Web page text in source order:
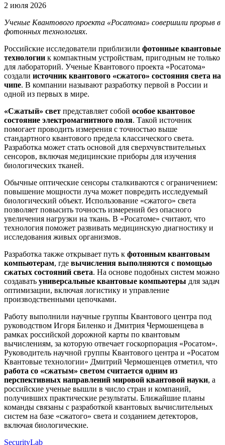
2 июля 2026
Ученые Квантового проекта «Росатома» совершили прорыв в
фотонных технологиях.
Российские исследователи приблизили фотонные квантовые
технологии к компактным устройствам, пригодным не только
для лабораторий. Ученые Квантового проекта «Росатома»
создали источник квантового «сжатого» состояния света на
чипе. В компании называют разработку первой в России и
одной из первых в мире.
«Сжатый» свет представляет собой особое квантовое
состояние электромагнитного поля. Такой источник
помогает проводить измерения с точностью выше
стандартного квантового предела классического света.
Разработка может стать основой для сверхчувствительных
сенсоров, включая медицинские приборы для изучения
биологических тканей.
Обычные оптические сенсоры сталкиваются с ограничением:
повышение мощности луча может повредить исследуемый
биологический объект. Использование «сжатого» света
позволяет повысить точность измерений без опасного
увеличения нагрузки на ткань. В «Росатоме» считают, что
технология поможет развивать медицинскую диагностику и
исследования живых организмов.
Разработка также открывает путь к фотонным квантовым
компьютерам, где вычисления выполняются с помощью
сжатых состояний света. На основе подобных систем можно
создавать универсальные квантовые компьютеры для задач
оптимизации, включая логистику и управление
производственными цепочками.
Работу выполнили научные группы Квантового центра под
руководством Игоря Биленко и Дмитрия Чермошенцева в
рамках российской дорожной карты по квантовым
вычислениям, за которую отвечает госкорпорация «Росатом».
Руководитель научной группы Квантового центра и «Росатом
Квантовые технологии» Дмитрий Чермошенцев отметил, что
работа со «сжатым» светом считается одним из
перспективных направлений мировой квантовой науки, а
российские ученые вышли в число стран и компаний,
получивших практические результаты. Ближайшие планы
команды связаны с разработкой квантовых вычислительных
систем на базе «сжатого» света и созданием детекторов,
включая биологические.
SecurityLab